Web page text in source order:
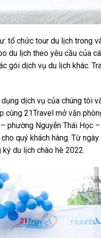
tổ chức tour du lịch trong
du lịch theo yêu cầu của
gói dịch vụ du lịch khác.
dịch vụ của chúng tôi
cùng 21Travel mở văn
Nguyễn Thái Học
quý khách hàng. Từ
du lịch chào hè 2022.